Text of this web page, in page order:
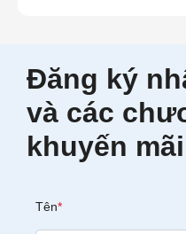
Đăng ký
và các
khuyến
Tên*